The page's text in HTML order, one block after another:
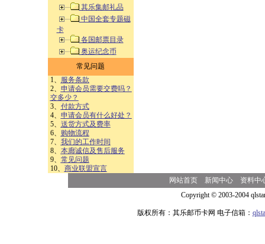
其乐集邮礼品
中国全套专题磁
卡
各国邮票目录
奥运纪念币
常见问题
1、
服务条款
2、 申请会员需要交费吗？
交多少？
3、 付款方式
4、 申请会员有什么好处？
5、 送货方式及费率
6、
购物流程
7、 我们的工作时间
8、 本廊诚信及售后服务
9、 常见问题
10、 商业联盟宣言
网站首页 新闻中心
资料中
Copyright © 2003-2004
版权所有：其乐邮币卡网 电子信箱：